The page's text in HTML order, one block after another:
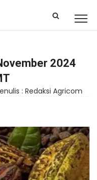
2024
: Redaksi Agricom